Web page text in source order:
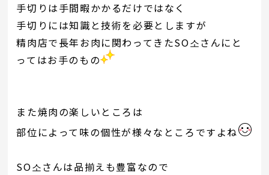
手切りは手間暇かかるだけではなく
手切りには知識と技術を必要としますが
精肉店で長年お肉に関わってきたSO소さんにと
ってはお手のもの
また焼肉の楽しいところは
部位によって味の個性が様々なところですよね
SO소さんは品揃えも豊富なので